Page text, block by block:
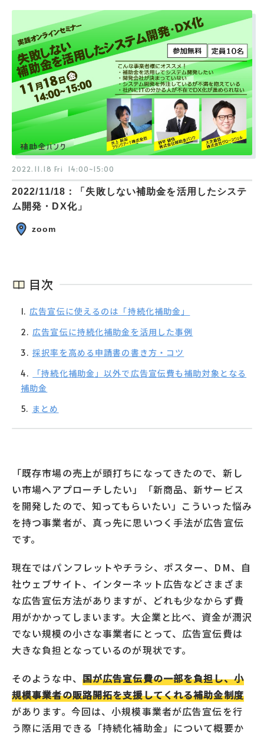
2022.11.18 Fri 14:00~15:00
2022/11/18：「失敗しない補助金を活用したシステ
ム開発・DX化」
zoom
目次
広告宣伝に使えるのは「持続化補助金」
広告宣伝に持続化補助金を活用した事例
採択率を高める申請書の書き方・コツ
「持続化補助金」以外で広告宣伝費も補助対象となる
補助金
まとめ
「既存市場の売上が頭打ちになってきたので、新し
い市場へアプローチしたい」「新商品、新サービス
を開発したので、知ってもらいたい」こういった悩み
を持つ事業者が、真っ先に思いつく手法が広告宣伝
です。
現在ではパンフレットやチラシ、ポスター、DM、自
社ウェブサイト、インターネット広告などさまざま
な広告宣伝方法がありますが、どれも少なからず費
用がかかってしまいます。大企業と比べ、資金が潤沢
でない規模の小さな事業者にとって、広告宣伝費は
大きな負担となっているのが現状です。
そのような中、 国が広告宣伝費の一部を負担し、小
規模事業者の販路開拓を支援してくれる補助金制度
があります。今回は、小規模事業者が広告宣伝を行
う際に活用できる「持続化補助金」について概要か